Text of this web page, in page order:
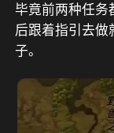
毕竟前两种任务
后跟着指引去做
子。